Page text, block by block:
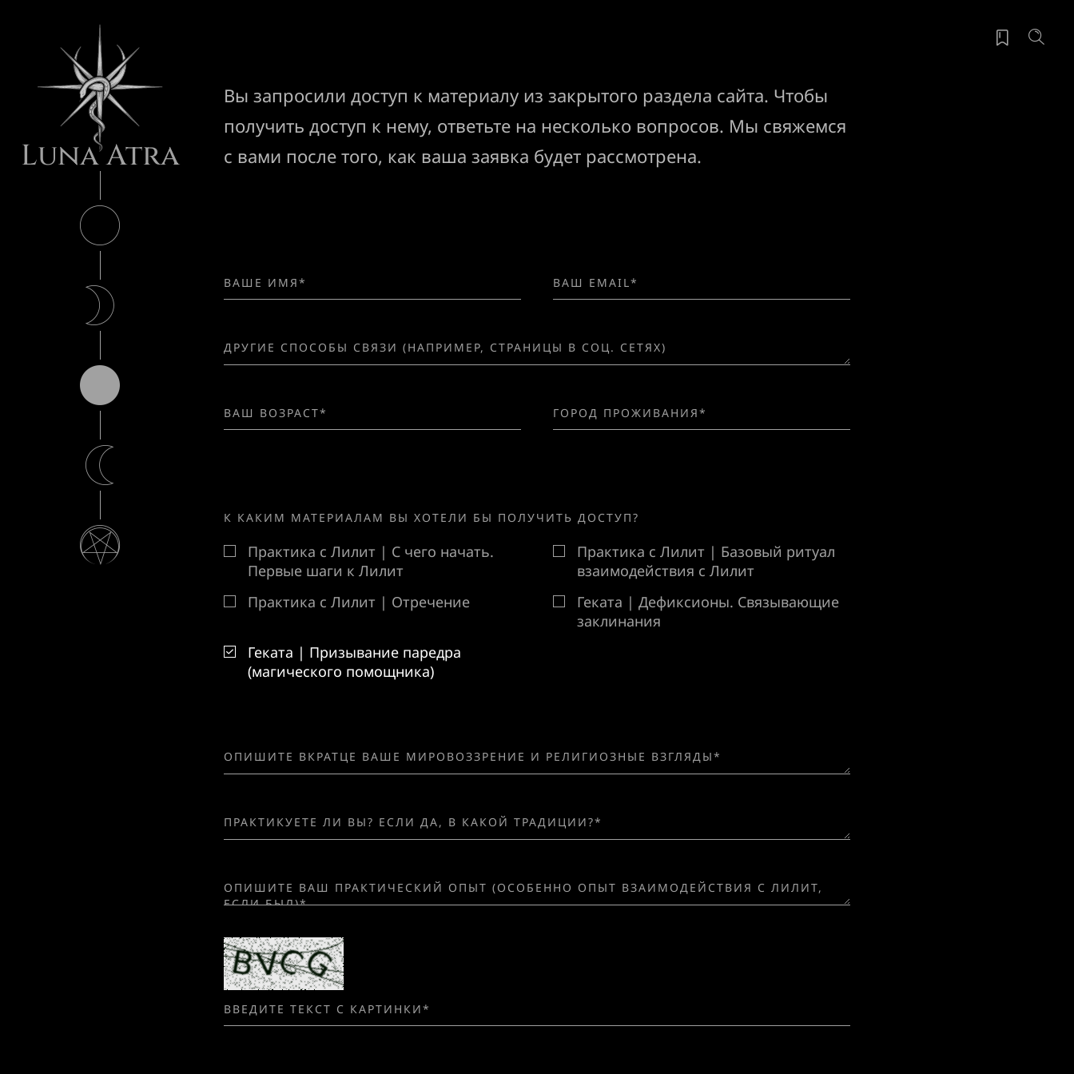
Luna Atra
Вы запросили доступ к материалу из закрытого раздела сайта. Чтобы
получить доступ к нему, ответьте на несколько вопросов. Мы свяжемся
с вами после того, как ваша заявка будет рассмотрена.
К КАКИМ МАТЕРИАЛАМ ВЫ ХОТЕЛИ БЫ ПОЛУЧИТЬ ДОСТУП?
Практика с Лилит | С чего начать.
Первые шаги к Лилит
Практика с Лилит | Базовый ритуал
взаимодействия с Лилит
Практика с Лилит | Отречение
Геката | Дефиксионы. Связывающие
заклинания
Геката | Призывание паредра
(магического помощника)